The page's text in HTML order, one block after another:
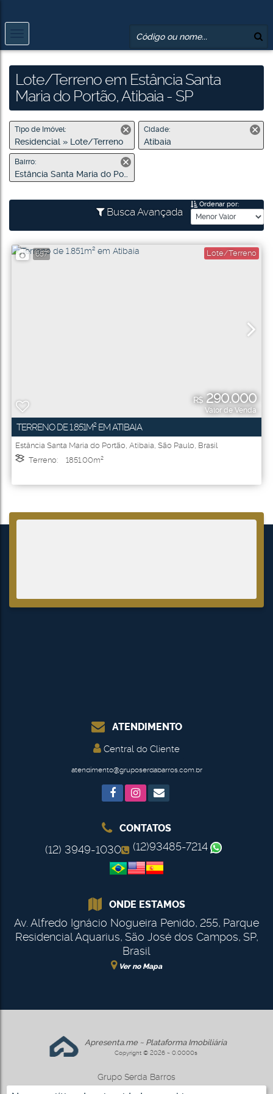
Lote/Terreno em Estância Santa
Maria do Portão, Atibaia - SP
Tipo de Imóvel:
Residencial » Lote/Terreno
Cidade:
Atibaia
Bairro:
Estância Santa Maria do Portão
Busca Avançada
Ordenar por:
657 Lote/Terreno
R$290.000
Valor de Venda
TERRENO DE 1.851M² EM ATIBAIA
Estância Santa Maria do Portão, Atibaia, São Paulo, Brasil
Terreno:
1851.00m²
ATENDIMENTO
Central do Cliente
atendimento@gruposerdabarros.com.br
CONTATOS
(12) 3949-1030 (12)93485-7214
ONDE ESTAMOS
Av. Alfredo Ignácio Nogueira Penido, 255, Parque
Residencial Aquarius, São José dos Campos, SP,
Brasil
Ver no Mapa
Apresenta.me ~ Plataforma Imobiliária
Copyright © 2026 ~ 0.0000s
Grupo Serda Barros